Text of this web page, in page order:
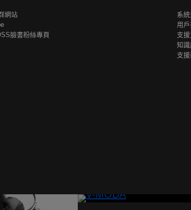
網站
臉書粉絲專頁
系
用
支
知
支